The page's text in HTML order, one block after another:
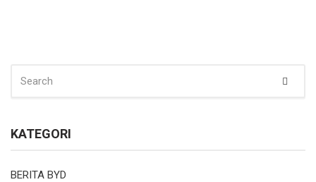
FOR:
KATEGORI
BERITA BYD